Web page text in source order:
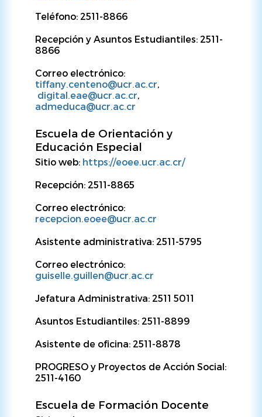
Teléfono: 2511-8866
Recepción y Asuntos Estudiantiles: 2511-
8866
Correo electrónico:
tiffany.centeno@ucr.ac.cr,
digital.eae@ucr.ac.cr,
admeduca@ucr.ac.cr
Escuela de Orientación y
Educación Especial
Sitio web: https://eoee.ucr.ac.cr/
Recepción: 2511-8865
Correo electrónico:
recepcion.eoee@ucr.ac.cr
Asistente administrativa: 2511-5795
Correo electrónico:
guiselle.guillen@ucr.ac.cr
Jefatura Administrativa: 2511 5011
Asuntos Estudiantiles: 2511-8899
Asistente de oficina: 2511-8878
PROGRESO y Proyectos de Acción Social:
2511-4160
Escuela de Formación Docente